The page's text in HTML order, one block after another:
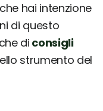
che hai intenzione
di questo
di consigli
strumento del